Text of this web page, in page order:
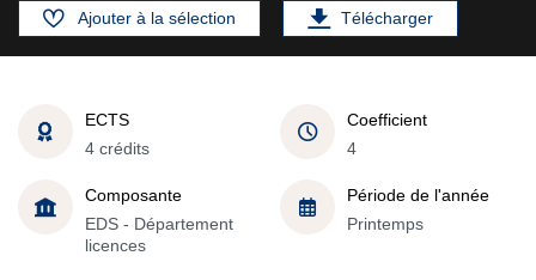
Ajouter à la sélection Télécharger
ECTS
4 crédits
Coefficient
4
Composante
EDS - Département
licences
Période de l'année
Printemps